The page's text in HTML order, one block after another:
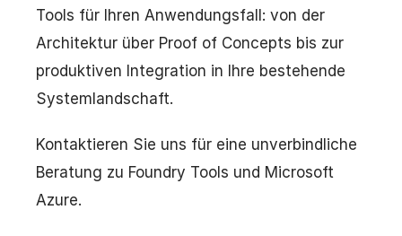
Tools für Ihren Anwendungsfall: von der
Architektur über Proof of Concepts bis zur
produktiven Integration in Ihre bestehende
Systemlandschaft.
Kontaktieren Sie uns für eine unverbindliche
Beratung zu Foundry Tools und Microsoft
Azure.